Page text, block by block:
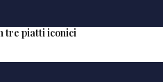
tre piatti iconici